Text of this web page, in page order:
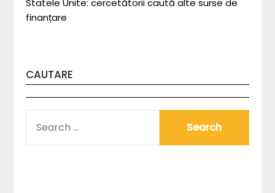
Statele Unite: cercetătorii caută alte surse de
finanțare
CAUTARE
FOR: